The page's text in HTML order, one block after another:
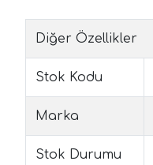
Diğer Özellikler
Stok Kodu
Marka
Stok Durumu